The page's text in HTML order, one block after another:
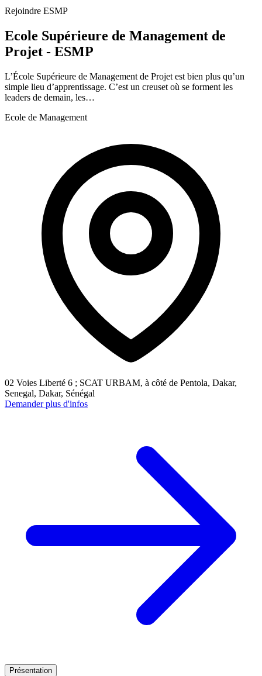
Rejoindre ESMP
Ecole Supérieure de Management de
Projet - ESMP
L’École Supérieure de Management de Projet est bien plus qu’un
simple lieu d’apprentissage. C’est un creuset où se forment les
leaders de demain, les…
Ecole de Management
02 Voies Liberté 6 ; SCAT URBAM, à côté de Pentola, Dakar,
Senegal, Dakar, Sénégal
Demander plus d'infos
Présentation